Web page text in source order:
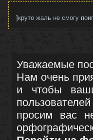
]круто жаль не смогу
Уважаемые
Нам очень
и чтобы
просим вас